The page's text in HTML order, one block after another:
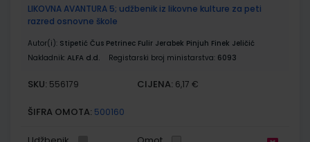
LIKOVNA AVANTURA 5; udžbenik iz likovne kulture za peti
razred osnovne škole
Autor(i): Stipetić Čus Petrinec Fulir Jerabek Pinjuh Finek Jeličić
Nakladnik: ALFA d.d. Registarski broj ministarstva: 6093
SKU: 556179 CIJENA: 6,17 €
ŠIFRA OMOTA: 500160